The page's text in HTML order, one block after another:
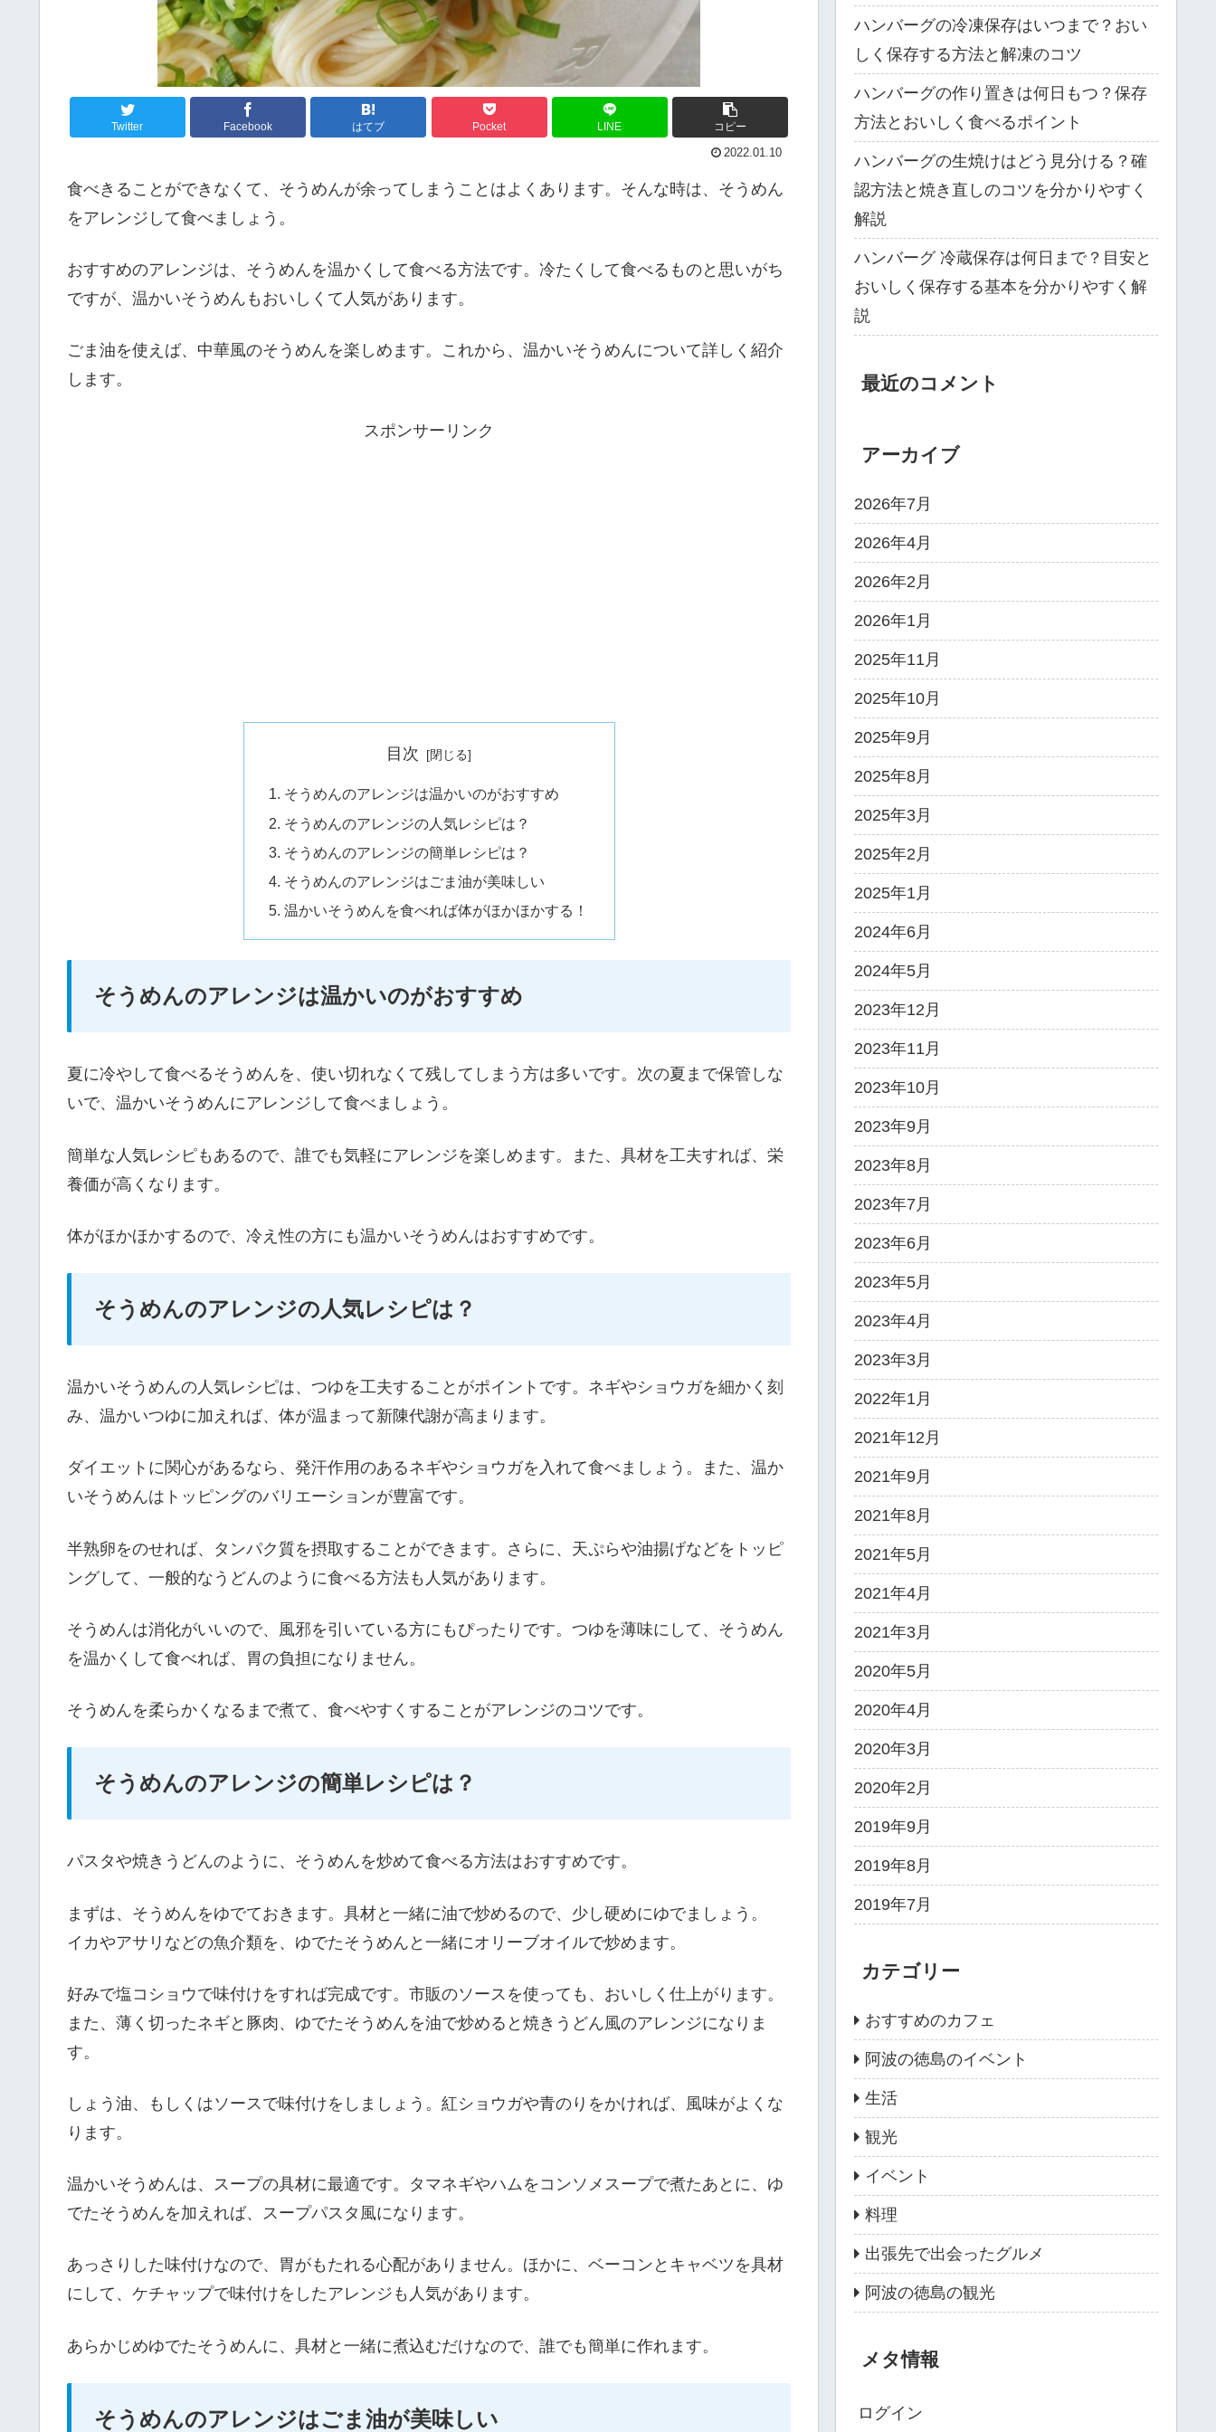
Twitter Facebook はてブ Pocket LINE コピー
2022.01.10
食べきることができなくて、そうめんが余ってしまうことはよくあります。そんな時は、そうめん
をアレンジして食べましょう。
おすすめのアレンジは、そうめんを温かくして食べる方法です。冷たくして食べるものと思いがち
ですが、温かいそうめんもおいしくて人気があります。
ごま油を使えば、中華風のそうめんを楽しめます。これから、温かいそうめんについて詳しく紹介
します。
スポンサーリンク
目次
そうめんのアレンジは温かいのがおすすめ
そうめんのアレンジの人気レシピは？
そうめんのアレンジの簡単レシピは？
そうめんのアレンジはごま油が美味しい
温かいそうめんを食べれば体がほかほかする！
そうめんのアレンジは温かいのがおすすめ
夏に冷やして食べるそうめんを、使い切れなくて残してしまう方は多いです。次の夏まで保管しな
いで、温かいそうめんにアレンジして食べましょう。
簡単な人気レシピもあるので、誰でも気軽にアレンジを楽しめます。また、具材を工夫すれば、栄
養価が高くなります。
体がほかほかするので、冷え性の方にも温かいそうめんはおすすめです。
そうめんのアレンジの人気レシピは？
温かいそうめんの人気レシピは、つゆを工夫することがポイントです。ネギやショウガを細かく刻
み、温かいつゆに加えれば、体が温まって新陳代謝が高まります。
ダイエットに関心があるなら、発汗作用のあるネギやショウガを入れて食べましょう。また、温か
いそうめんはトッピングのバリエーションが豊富です。
半熟卵をのせれば、タンパク質を摂取することができます。さらに、天ぷらや油揚げなどをトッピ
ングして、一般的なうどんのように食べる方法も人気があります。
そうめんは消化がいいので、風邪を引いている方にもぴったりです。つゆを薄味にして、そうめん
を温かくして食べれば、胃の負担になりません。
そうめんを柔らかくなるまで煮て、食べやすくすることがアレンジのコツです。
そうめんのアレンジの簡単レシピは？
パスタや焼きうどんのように、そうめんを炒めて食べる方法はおすすめです。
まずは、そうめんをゆでておきます。具材と一緒に油で炒めるので、少し硬めにゆでましょう。
イカやアサリなどの魚介類を、ゆでたそうめんと一緒にオリーブオイルで炒めます。
好みで塩コショウで味付けをすれば完成です。市販のソースを使っても、おいしく仕上がります。
また、薄く切ったネギと豚肉、ゆでたそうめんを油で炒めると焼きうどん風のアレンジになりま
す。
しょう油、もしくはソースで味付けをしましょう。紅ショウガや青のりをかければ、風味がよくな
ります。
温かいそうめんは、スープの具材に最適です。タマネギやハムをコンソメスープで煮たあとに、ゆ
でたそうめんを加えれば、スープパスタ風になります。
あっさりした味付けなので、胃がもたれる心配がありません。ほかに、ベーコンとキャベツを具材
にして、ケチャップで味付けをしたアレンジも人気があります。
あらかじめゆでたそうめんに、具材と一緒に煮込むだけなので、誰でも簡単に作れます。
そうめんのアレンジはごま油が美味しい
ハンバーグの冷凍保存はいつまで？おい
しく保存する方法と解凍のコツ
ハンバーグの作り置きは何日もつ？保存
方法とおいしく食べるポイント
ハンバーグの生焼けはどう見分ける？確
認方法と焼き直しのコツを分かりやすく
解説
ハンバーグ 冷蔵保存は何日まで？目安と
おいしく保存する基本を分かりやすく解
説
最近のコメント
アーカイブ
2026年7月
2026年4月
2026年2月
2026年1月
2025年11月
2025年10月
2025年9月
2025年8月
2025年3月
2025年2月
2025年1月
2024年6月
2024年5月
2023年12月
2023年11月
2023年10月
2023年9月
2023年8月
2023年7月
2023年6月
2023年5月
2023年4月
2023年3月
2022年1月
2021年12月
2021年9月
2021年8月
2021年5月
2021年4月
2021年3月
2020年5月
2020年4月
2020年3月
2020年2月
2019年9月
2019年8月
2019年7月
カテゴリー
おすすめのカフェ
阿波の徳島のイベント
生活
観光
イベント
料理
出張先で出会ったグルメ
阿波の徳島の観光
メタ情報
ログイン